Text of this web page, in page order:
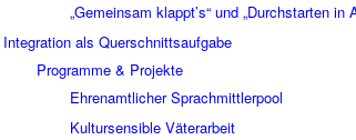
„Gemeinsam klappt’s“ und „Durchstarten in
Integration als Querschnittsaufgabe
Programme & Projekte
Ehrenamtlicher Sprachmittlerpool
Kultursensible Väterarbeit